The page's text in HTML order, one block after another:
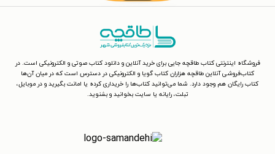
فروشگاه اینترنتی کتاب طاقچه جایی برای خرید آنلاین و دانلود کتاب صوتی و الکترونیکی است. در
کتاب‌فروشی آنلاین طاقچه هزاران کتاب گویا و الکترونیکی در دسترس است که در میان آن‌ها
کتاب رایگان هم وجود دارد. شما می‌توانید کتاب‌ها را خریداری کرده یا امانت بگیرید و در موبایل،
تبلت، رایانه یا سایت بخوانید و بشنوید.